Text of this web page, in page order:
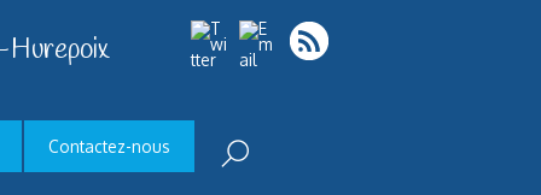
Hurepoix
Contactez-nous